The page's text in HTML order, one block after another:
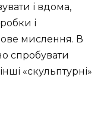
і вдома,
і
мислення. В
спробувати
«скульптурні»